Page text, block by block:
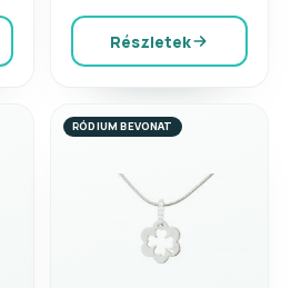
Részletek
RÓDIUM BEVONAT